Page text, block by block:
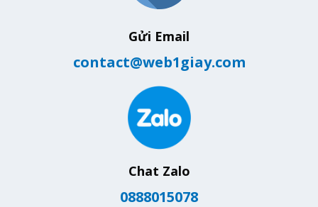
Gửi Email
contact@web1giay.com
Chat Zalo
0888015078